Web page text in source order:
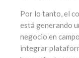
Por lo tanto, el
está generando
negocio en
integrar